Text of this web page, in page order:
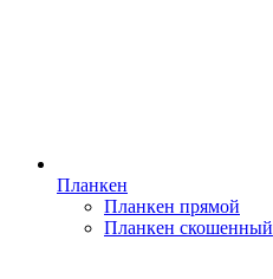
Планкен
Планкен прямой
Планкен скошенный